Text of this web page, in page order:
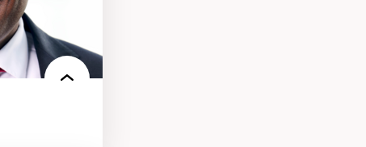
et de rapports